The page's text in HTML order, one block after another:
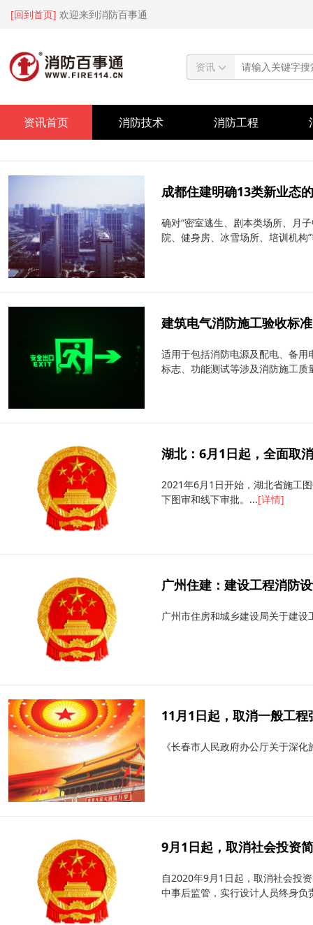
[回到首页] 欢迎来到消防百事通
资讯
资讯首页 消防技术 消防工程
成都住建明确13类新业态
确对“密室逃生、剧本类场所、月
院、健身房、冰雪场所、培训机构
建筑电气消防施工验收标准
适用于包括消防电源及配电、备
标志、功能测试等涉及消防施工质
湖北：6月1日起，全面取
2021年6月1日开始，湖北省施工
下图审和线下审批。...[详情]
广州住建：建设工程消防
广州市住房和城乡建设局关于建
11月1日起，取消一般工
《长春市人民政府办公厅关于深
9月1日起，取消社会投资
自2020年9月1日起，取消社会投
中事后监管，实行设计人员终身负